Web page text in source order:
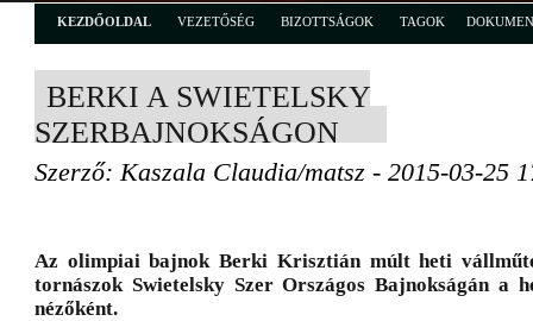
KEZDŐOLDAL VEZETŐSÉG BIZOTTSÁGOK TAGOK
BERKI A SWIETELSKY
SZERBAJNOKSÁGON
Szerző: Kaszala Claudia/matsz - 2015-03-25
Az olimpiai bajnok Berki Krisztián múlt heti
tornászok Swietelsky Szer Országos Bajnokságán a
nézőként.